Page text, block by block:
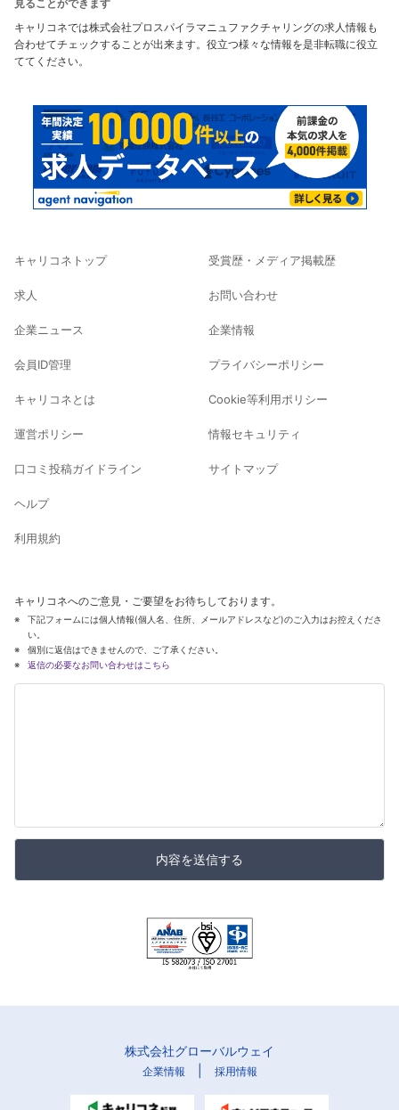
見ることができます
キャリコネでは株式会社プロスパイラマニュファクチャリングの求人情報も
合わせてチェックすることが出来ます。役立つ様々な情報を是非転職に役立
ててください。
キャリコネトップ
求人
企業ニュース
会員ID管理
キャリコネとは
運営ポリシー
口コミ投稿ガイドライン
ヘルプ
利用規約
受賞歴・メディア掲載歴
お問い合わせ
企業情報
プライバシーポリシー
Cookie等利用ポリシー
情報セキュリティ
サイトマップ
キャリコネへのご意見・ご要望をお待ちしております。
下記フォームには個人情報(個人名、住所、メールアドレスなど)のご入力はお控えくださ
い。
個別に返信はできませんので、ご了承ください。
返信の必要なお問い合わせはこちら
内容を送信する
株式会社グローバルウェイ
企業情報 採用情報